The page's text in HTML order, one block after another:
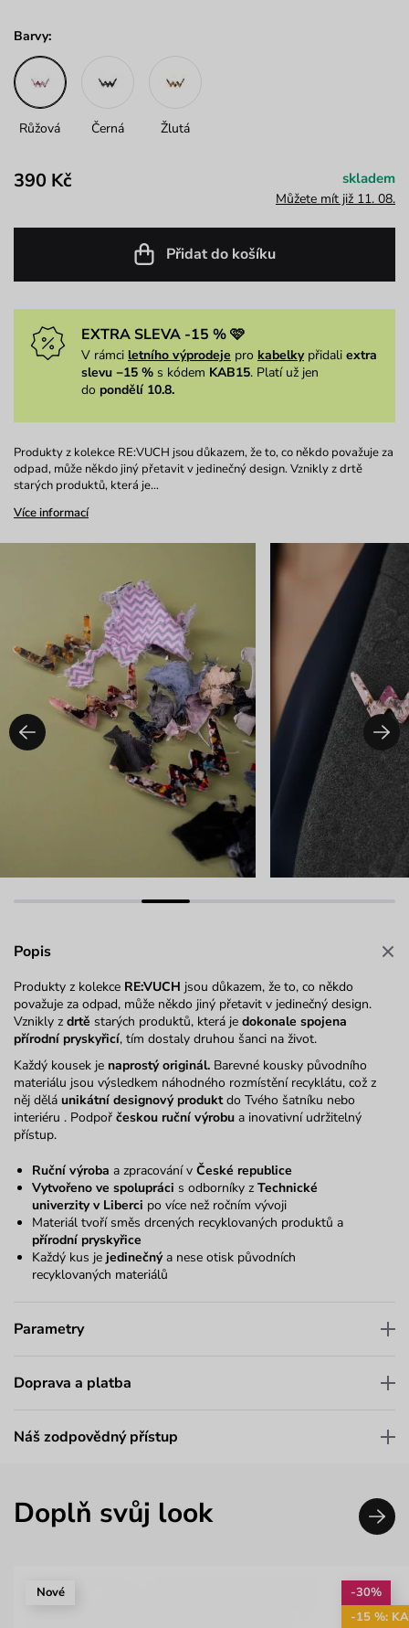
Barvy:
Růžová Černá Žlutá
390 Kč skladem
Můžete mít již 11. 08.
Přidat do košíku
EXTRA SLEVA -15 % 🩷
V rámci letního výprodeje pro kabelkypřidali extra
slevu −15 % s kódem KAB15. Platí už jen
do pondělí 10.8.
Produkty z kolekce RE:VUCH jsou důkazem, že to, co někdo považuje za
odpad, může někdo jiný přetavit v jedinečný design. Vznikly z drtě
starých produktů, která je…
Více informací
Popis
Produkty z kolekce RE:VUCH jsou důkazem, že to, co někdo
považuje za odpad, může někdo jiný přetavit v jedinečný design.
Vznikly z drtě starých produktů, která je dokonale spojena
přírodní pryskyřicí, tím dostaly druhou šanci na život.
Každý kousek je naprostý originál. Barevné kousky původního
materiálu jsou výsledkem náhodného rozmístění recyklátu, což z
něj dělá unikátní designový produktdo Tvého šatníku nebo
interiéru . Podpoř českou ruční výrobu a inovativní udržitelný
přístup.
Ruční výroba a zpracování v České republice
Vytvořeno ve spolupráci s odborníky z Technické
univerzity v Liberci po více než ročním vývoji
Materiál tvoří směs drcených recyklovaných produktů a
přírodní pryskyřice
Každý kus je jedinečnýa nese otisk původních
recyklovaných materiálů
Parametry
Doprava a platba
Náš zodpovědný přístup
Doplň svůj look
Nové
-30%
-15 %: